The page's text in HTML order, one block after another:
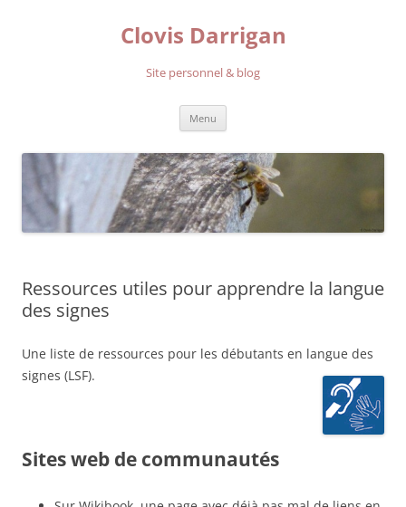
Clovis Darrigan
Site personnel & blog
Menu
Ressources utiles pour apprendre la langue
des signes
Une liste de ressources pour les débutants en langue des
signes (LSF).
Sites web de communautés